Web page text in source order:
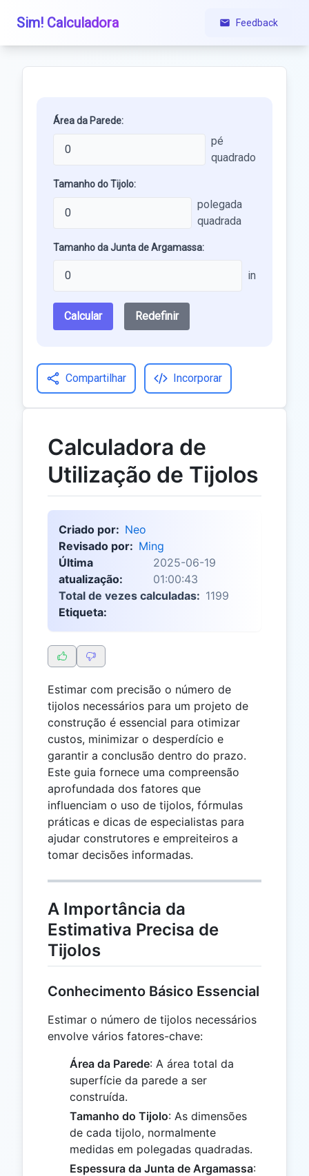
Sim! Calculadora Feedback
Área da Parede:
pé
quadrado
Tamanho do Tijolo:
polegada
quadrada
Tamanho da Junta de Argamassa:
in
Calcular Redefinir
Compartilhar Incorporar
Calculadora de
Utilização de Tijolos
Criado por: Neo
Revisado por: Ming
Última
atualização:
2025-06-19
01:00:43
Total de vezes calculadas: 1199
Etiqueta:
Estimar com precisão o número de
tijolos necessários para um projeto de
construção é essencial para otimizar
custos, minimizar o desperdício e
garantir a conclusão dentro do prazo.
Este guia fornece uma compreensão
aprofundada dos fatores que
influenciam o uso de tijolos, fórmulas
práticas e dicas de especialistas para
ajudar construtores e empreiteiros a
tomar decisões informadas.
A Importância da
Estimativa Precisa de
Tijolos
Conhecimento Básico Essencial
Estimar o número de tijolos necessários
envolve vários fatores-chave:
Área da Parede: A área total da
superfície da parede a ser
construída.
Tamanho do Tijolo: As dimensões
de cada tijolo, normalmente
medidas em polegadas quadradas.
Espessura da Junta de Argamassa: